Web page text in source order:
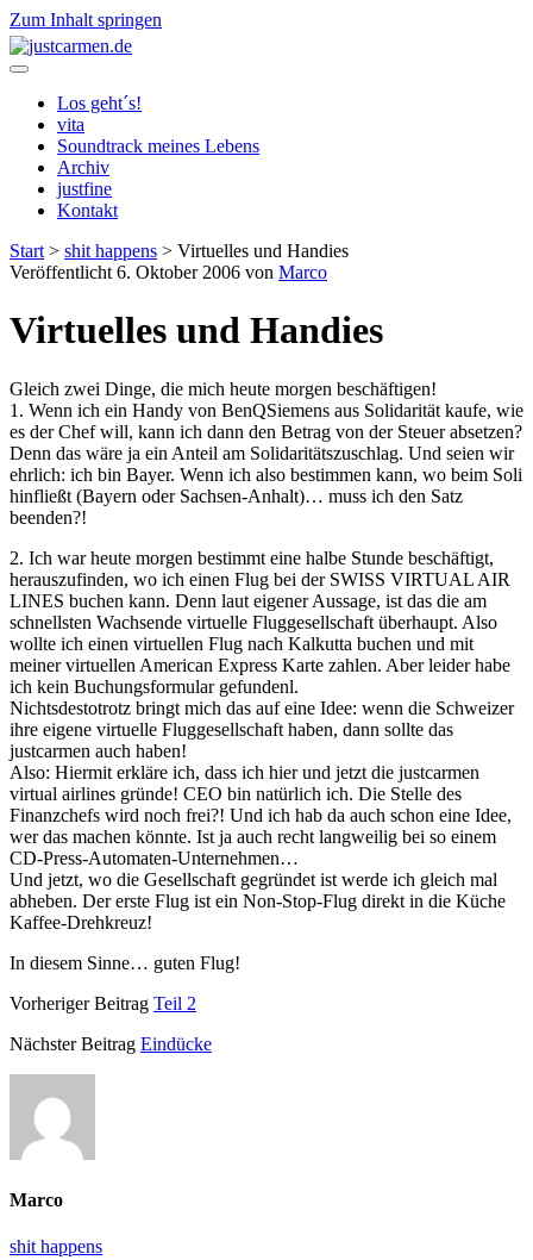
Zum Inhalt springen
justcarmen.de
Los geht´s!
vita
Soundtrack meines Lebens
Archiv
justfine
Kontakt
Start > shit happens > Virtuelles und Handies
Veröffentlicht 6. Oktober 2006 von Marco
Virtuelles und Handies
Gleich zwei Dinge, die mich heute morgen beschäftigen!
1. Wenn ich ein Handy von BenQSiemens aus Solidarität kaufe, wie
es der Chef will, kann ich dann den Betrag von der Steuer absetzen?
Denn das wäre ja ein Anteil am Solidaritätszuschlag. Und seien wir
ehrlich: ich bin Bayer. Wenn ich also bestimmen kann, wo beim Soli
hinfließt (Bayern oder Sachsen-Anhalt)… muss ich den Satz
beenden?!
2. Ich war heute morgen bestimmt eine halbe Stunde beschäftigt,
herauszufinden, wo ich einen Flug bei der SWISS VIRTUAL AIR
LINES buchen kann. Denn laut eigener Aussage, ist das die am
schnellsten Wachsende virtuelle Fluggesellschaft überhaupt. Also
wollte ich einen virtuellen Flug nach Kalkutta buchen und mit
meiner virtuellen American Express Karte zahlen. Aber leider habe
ich kein Buchungsformular gefundenl.
Nichtsdestotrotz bringt mich das auf eine Idee: wenn die Schweizer
ihre eigene virtuelle Fluggesellschaft haben, dann sollte das
justcarmen auch haben!
Also: Hiermit erkläre ich, dass ich hier und jetzt die justcarmen
virtual airlines gründe! CEO bin natürlich ich. Die Stelle des
Finanzchefs wird noch frei?! Und ich hab da auch schon eine Idee,
wer das machen könnte. Ist ja auch recht langweilig bei so einem
CD-Press-Automaten-Unternehmen…
Und jetzt, wo die Gesellschaft gegründet ist werde ich gleich mal
abheben. Der erste Flug ist ein Non-Stop-Flug direkt in die Küche
Kaffee-Drehkreuz!
In diesem Sinne… guten Flug!
Vorheriger Beitrag Teil 2
Nächster Beitrag Eindücke
Marco
shit happens